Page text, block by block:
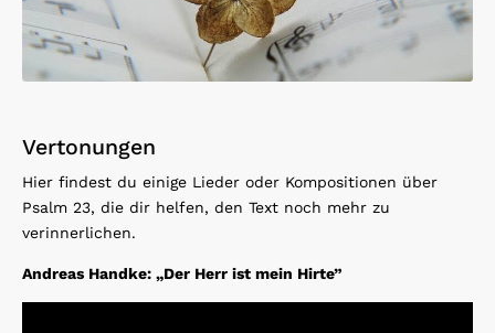
Vertonungen
Hier findest du einige Lieder oder Kompositionen über
Psalm 23, die dir helfen, den Text noch mehr zu
verinnerlichen.
Andreas Handke: „Der Herr ist mein Hirte”